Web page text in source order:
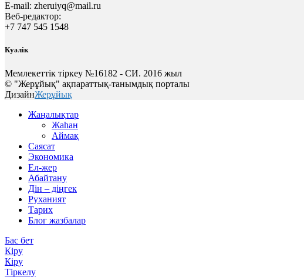
E-mail: zheruiyq@mail.ru
Веб-редактор:
+7 747 545 1548
Куәлік
Мемлекеттік тіркеу №16182 - СИ. 2016 жыл
© "Жерұйық" ақпараттық-танымдық порталы
ДизайнЖерұйық
Жаңалықтар
Жаһан
Аймақ
Саясат
Экономика
Ел-жер
Абайтану
Дін – діңгек
Руханият
Тарих
Блог жазбалар
Бас бет
Кіру
Кіру
Тіркелу